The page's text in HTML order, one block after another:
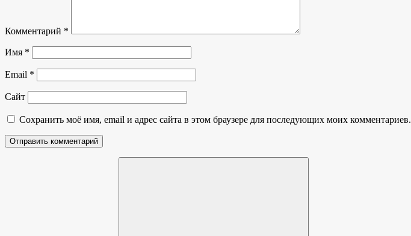
Комментарий *
Имя *
Email *
Сайт
Сохранить моё имя, email и адрес сайта в этом браузере для последующих моих комментариев.